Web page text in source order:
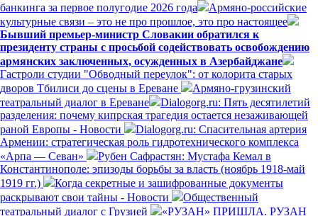
банкинга за первое полугодие 2026 года
Армяно-российские
культурные связи – это не про прошлое, это про настоящее
Бывший премьер-министр Словакии обратился к
президенту страны с просьбой содействовать освобождению
армянских заключенных, осужденных в Азербайджане
Гастроли студии "Обводный переулок": от колорита старых
дворов Тбилиси до сцены в Ереване
Армяно-грузинский
театральный диалог в Ереване
Dialogorg.ru: Пять десятилетий
разделения: почему кипрская трагедия остается незаживающей
раной Европы - Новости
Dialogorg.ru: Спасительная артерия
Армении: стратегическая роль гидротехнического комплекса
«Арпа — Севан»
Рубен Сафрастян: Мустафа Кемал в
Константинополе: эпизоды борьбы за власть (ноябрь 1918-май
1919 гг.)
Когда секретные и зашифрованные документы
раскрывают свои тайны - Новости
Общественный
театральный диалог с Грузией
«РУЗАН» ПРИШЛА. РУЗАН